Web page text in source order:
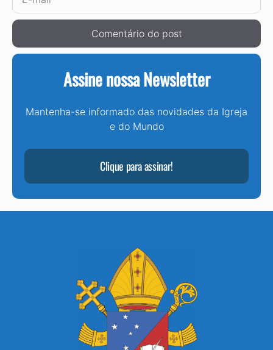
mail
Assine nossa Newsletter
Mantenha-se informado das novidades da Igreja
e do Mundo
Clique para assinar!